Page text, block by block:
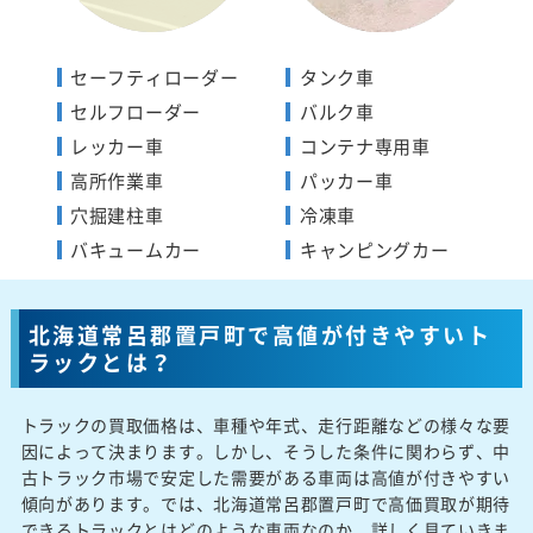
セーフティローダー
セルフローダー
レッカー車
高所作業車
穴掘建柱車
バキュームカー
タンク車
バルク車
コンテナ専用車
パッカー車
冷凍車
キャンピングカー
北海道常呂郡置戸町で高値が付きやすいト
ラックとは？
トラックの買取価格は、車種や年式、走行距離などの様々な要
因によって決まります。しかし、そうした条件に関わらず、中
古トラック市場で安定した需要がある車両は高値が付きやすい
傾向があります。では、北海道常呂郡置戸町で高価買取が期待